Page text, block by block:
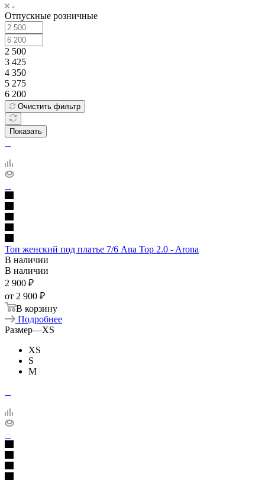
Отпускные розничные
2 500
3 425
4 350
5 275
6 200
Очистить фильтр
Показать
Топ женский под платье 7/6 Ana Top 2.0 - Arona
В наличии
В наличии
2 900 ₽
от 2 900 ₽
В корзину
Подробнее
Размер—XS
XS
S
M